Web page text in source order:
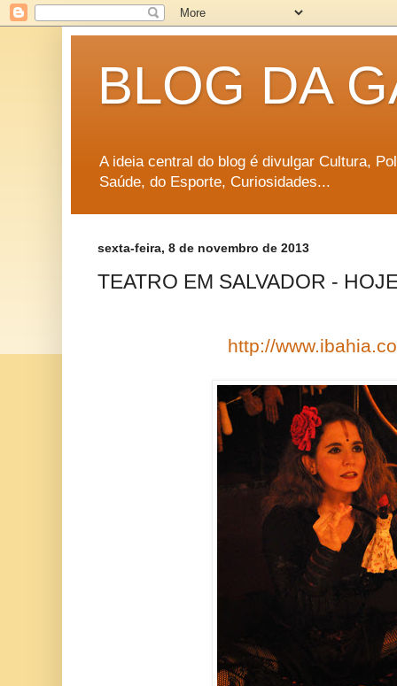
BLOG DA
A ideia central do blog é divulgar Cultura,
Saúde, do Esporte, Curiosidades...
sexta-feira, 8 de novembro de 2013
TEATRO EM SALVADOR -
http://